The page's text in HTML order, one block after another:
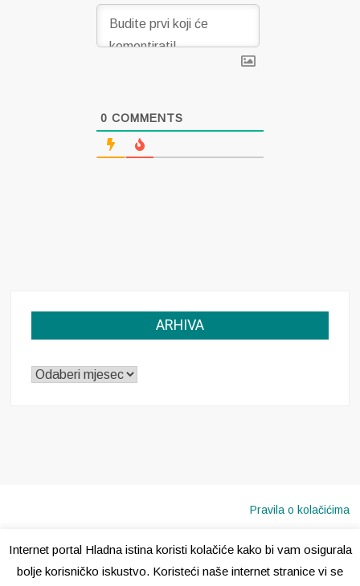
0 COMMENTS
ARHIVA
ARHIVA
Pravila o kolačićima
Internet portal Hladna istina koristi kolačiće kako bi vam osigurala
bolje korisničko iskustvo. Koristeći naše internet stranice vi se
Copyright © 2020 · Sva prava pridržana · Hladna Istina